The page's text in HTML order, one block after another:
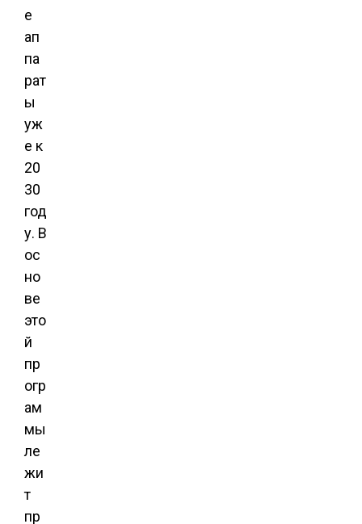
е
ап
па
рат
ы
уж
е к
20
30
год
у. В
ос
но
ве
это
й
пр
огр
ам
мы
ле
жи
т
пр